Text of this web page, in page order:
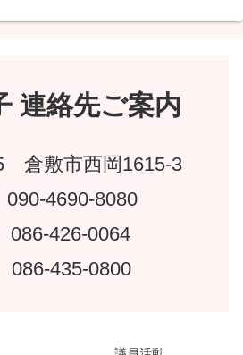
連絡先ご案内
倉敷市西岡1615-3
4690-8080
426-0064
435-0800